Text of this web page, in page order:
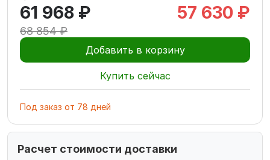
61 968 ₽
68 854 ₽
57 630 ₽
Добавить в корзину
Купить сейчас
Под заказ от 78 дней
Расчет стоимости доставки